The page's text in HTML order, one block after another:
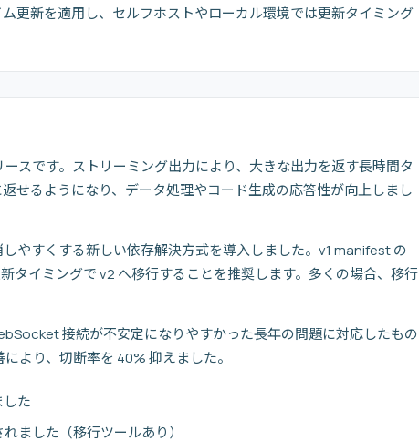
更新を適用し、セルフホストやローカル環境では更新タイミング
スです。ストリーミング出力により、大きな出力を返す長時間タ
せるようになり、データ処理やコード生成の応答性が向上しまし
やすくする新しい依存解決方式を導入しました。v1 manifest の
タイミングで v2 へ移行することを推奨します。多くの場合、移行
接続が不安定になりやすかった長年の問題に対応したもの
より、切断率を 40% 抑えました。
た
ました（移行ツールあり）